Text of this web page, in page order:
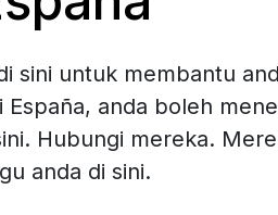
sini untuk membantu
anda boleh
Hubungi mereka.
anda di sini.